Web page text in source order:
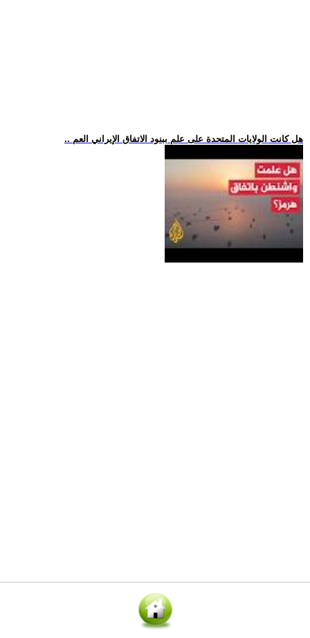
.. هل كانت الولايات المتحدة على علم ببنود الاتفاق الإيراني العم